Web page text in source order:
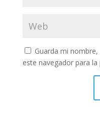
Guarda mi
este navegador para